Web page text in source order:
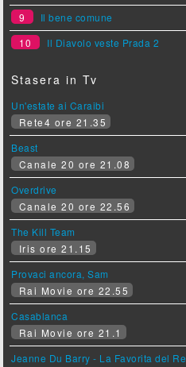
9
Il bene comune
10
Il Diavolo veste Prada 2
Stasera in Tv
Un'estate ai Caraibi
Rete4 ore 21.35
Beast
Canale 20 ore 21.08
Overdrive
Canale 20 ore 22.56
The Kill Team
Iris ore 21.15
Provaci ancora, Sam
Rai Movie ore 22.55
Casablanca
Rai Movie ore 21.1
Jeanne Du Barry - La Favorita del Re